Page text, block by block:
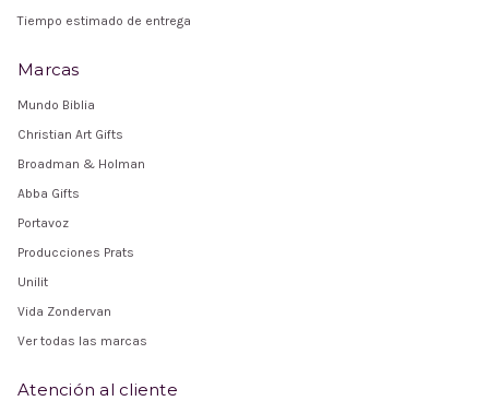
Tiempo estimado de entrega
Marcas
Mundo Biblia
Christian Art Gifts
Broadman & Holman
Abba Gifts
Portavoz
Producciones Prats
Unilit
Vida Zondervan
Ver todas las marcas
Atención al cliente